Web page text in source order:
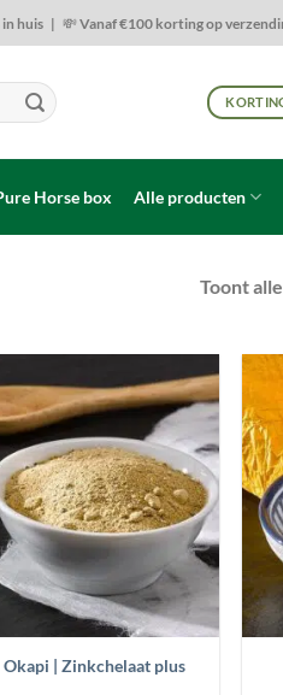
huis | 💸 Vanaf €100 korting op
Horse box Alle producten
Toont
Toevoegen
aan
wenslijst
Okapi | Zinkchelaat plus